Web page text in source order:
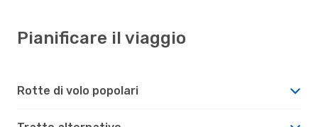
Pianificare il viaggio
Rotte di volo popolari